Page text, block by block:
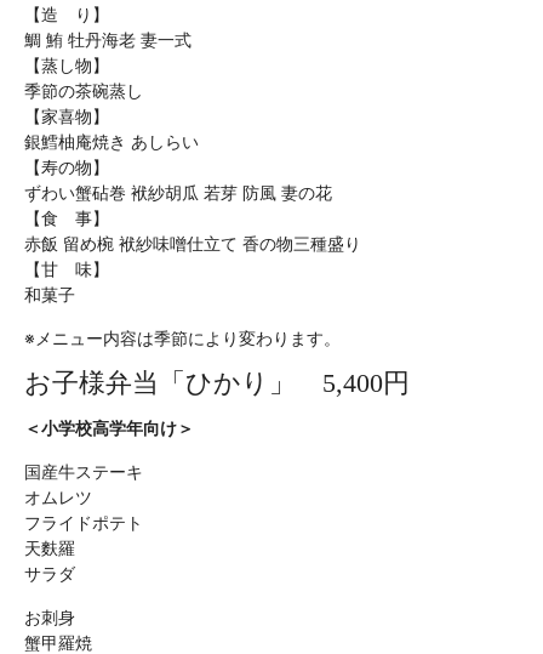
【造 り】
鯛 鮪 牡丹海老 妻一式
【蒸し物】
季節の茶碗蒸し
【家喜物】
銀鱈柚庵焼き あしらい
【寿の物】
ずわい蟹砧巻 袱紗胡瓜 若芽 防風 妻の花
【食 事】
赤飯 留め椀 袱紗味噌仕立て 香の物三種盛り
【甘 味】
和菓子
※メニュー内容は季節により変わります。
お子様弁当「ひかり」 5,400円
＜小学校高学年向け＞
国産牛ステーキ
オムレツ
フライドポテト
天麩羅
サラダ
お刺身
蟹甲羅焼